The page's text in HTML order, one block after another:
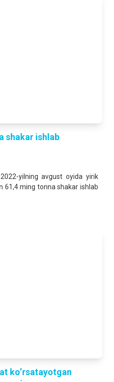
shakar ishlab
yilning avgust oyida yirik
61,4 ming tonna shakar ishlab
ko‘rsatayotgan